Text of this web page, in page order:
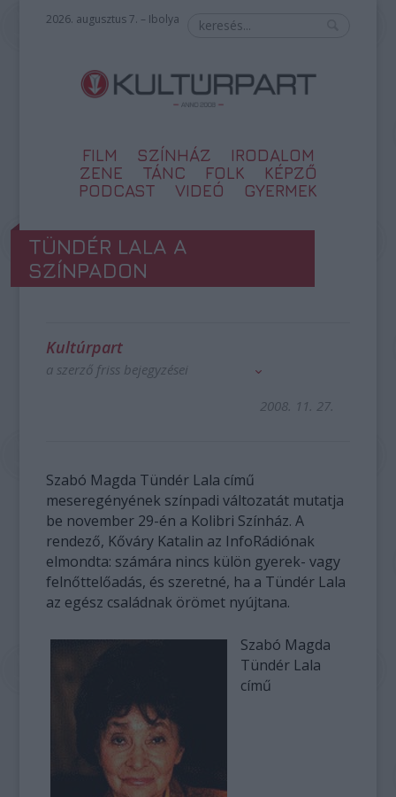
2026. augusztus 7. – Ibolya
FILM SZÍNHÁZ
IRODALOM
ZENE
TÁNC FOLK
KÉPZŐ
PODCAST
VIDEÓ GYERMEK
TÜNDÉR LALA A
SZÍNPADON
Kultúrpart
a szerző friss bejegyzései
2008. 11. 27.
Szabó Magda Tündér Lala című
meseregényének színpadi változatát mutatja
be november 29-én a Kolibri Színház. A
rendező, Kőváry Katalin az InfoRádiónak
elmondta: számára nincs külön gyerek- vagy
felnőttelőadás, és szeretné, ha a Tündér Lala
az egész családnak örömet nyújtana.
Szabó Magda
Tündér Lala
című